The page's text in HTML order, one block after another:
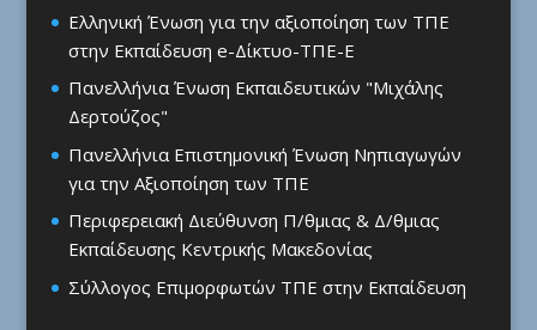
Ελληνική Ένωση για την αξιοποίηση των ΤΠΕ
στην Εκπαίδευση e-Δίκτυο-ΤΠΕ-Ε
Πανελλήνια Ένωση Εκπαιδευτικών "Μιχάλης
Δερτούζος"
Πανελλήνια Επιστημονική Ένωση Νηπιαγωγών
για την Αξιοποίηση των ΤΠΕ
Περιφερειακή Διεύθυνση Π/θμιας & Δ/θμιας
Εκπαίδευσης Κεντρικής Μακεδονίας
Σύλλογος Επιμορφωτών ΤΠΕ στην Εκπαίδευση